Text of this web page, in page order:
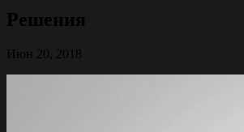
Решения
Июн 20, 2018